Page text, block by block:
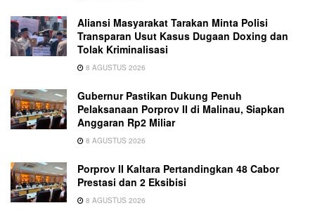
Aliansi Masyarakat Tarakan Minta Polisi
Transparan Usut Kasus Dugaan Doxing dan
Tolak Kriminalisasi
8 AGUSTUS 2026
Gubernur Pastikan Dukung Penuh
Pelaksanaan Porprov II di Malinau, Siapkan
Anggaran Rp2 Miliar
8 AGUSTUS 2026
Porprov II Kaltara Pertandingkan 48 Cabor
Prestasi dan 2 Eksibisi
8 AGUSTUS 2026